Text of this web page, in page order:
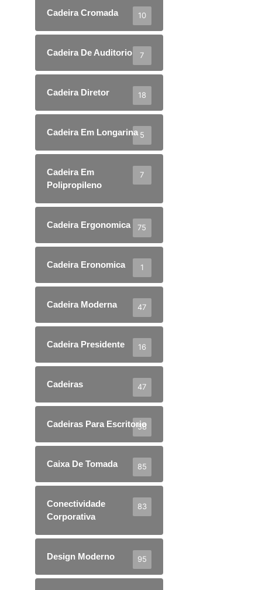
Cadeira Cromada 10
Cadeira De Auditorio 7
Cadeira Diretor 18
Cadeira Em Longarina 5
Cadeira Em
Polipropileno
7
Cadeira Ergonomica 75
Cadeira Eronomica 1
Cadeira Moderna 47
Cadeira Presidente 16
Cadeiras 47
Cadeiras Para Escritorio
58
Caixa De Tomada 85
Conectividade
Corporativa
83
Design Moderno 95